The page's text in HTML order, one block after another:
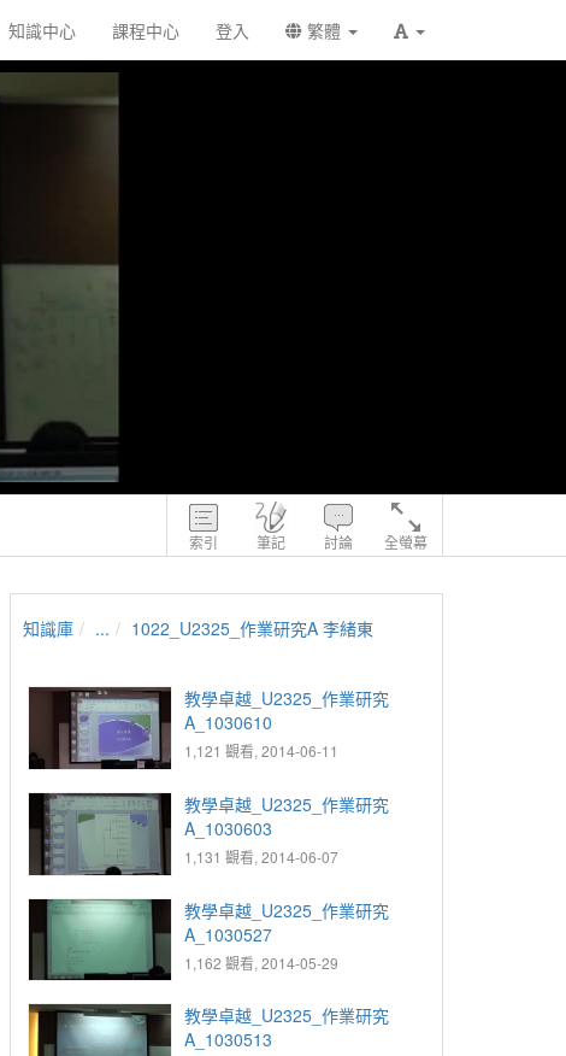
知識中心 課程中心 登入 繁體
索引 筆記 討論 全螢幕
知識庫 ... 1022_U2325_作業研究A 李緒東
教學卓越_U2325_作業研究
A_1030610
1,121 觀看, 2014-06-11
教學卓越_U2325_作業研究
A_1030603
1,131 觀看, 2014-06-07
教學卓越_U2325_作業研究
A_1030527
1,162 觀看, 2014-05-29
教學卓越_U2325_作業研究
A_1030513